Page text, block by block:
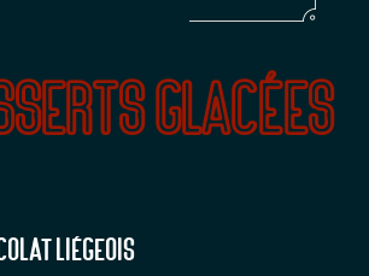
glacées
Liégeois